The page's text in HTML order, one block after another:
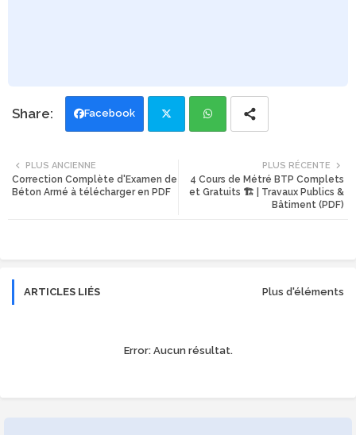
Facebook
tte ats
PLUS RÉCENTE
4 Cours de Métré BTP Complets
et Gratuits 🏗️ | Travaux Publics &
Bâtiment (PDF)
PLUS ANCIENNE
Correction Complète d'Examen de
Béton Armé à télécharger en PDF
ARTICLES LIÉS Plus d'éléments
Error:Aucun résultat.